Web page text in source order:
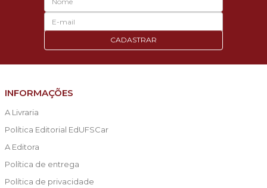
CADASTRAR
INFORMAÇÕES
A Livraria
Política Editorial EdUFSCar
A Editora
Política de entrega
Política de privacidade